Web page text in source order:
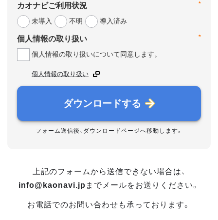
*
カオナビご利用状況
未導入
不明 導入済み
*
個人情報の取り扱い
個人情報の取り扱いについて同意します。
個人情報の取り扱い
ダウンロードする
フォーム送信後、ダウンロードページへ移動します。
上記のフォームから送信できない場合は、
info@kaonavi.jp までメールをお送りください。
お電話でのお問い合わせも承っております。